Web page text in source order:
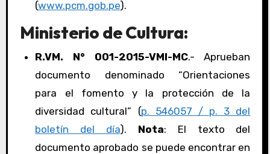
(www.pcm.gob.pe).
Ministerio de Cultura:
R.VM. N° 001-2015-VMI-MC.- Aprueban
documento denominado “Orientaciones
para el fomento y la protección de la
diversidad cultural” (p. 546057 / p. 3 del
boletín del día). Nota: El texto del
documento aprobado se puede encontrar en